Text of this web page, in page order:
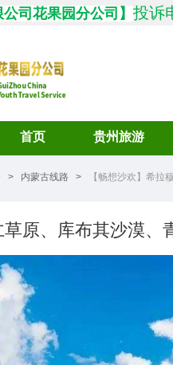
司花果园分公司 】 投诉
首页 贵州旅游
> 内蒙古线路 > 【畅想沙欢】希拉
草原、库布其沙漠、